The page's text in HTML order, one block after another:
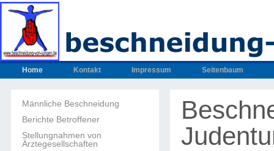
Home Kontakt Impressum Seitenbaum
Männliche Beschneidung
Berichte Betroffener
Stellungnahmen von
Ärztegesellschaften